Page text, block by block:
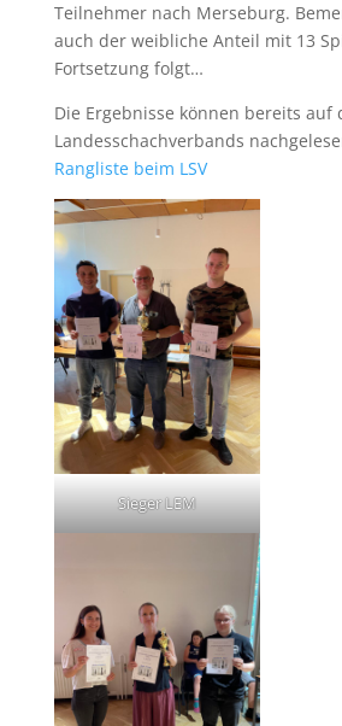
Teilnehmer nach Merseburg.
auch der weibliche Anteil mit 13
Fortsetzung folgt…
Die Ergebnisse können bereits auf
Landesschachverbands
Rangliste beim LSV
Sieger LEM